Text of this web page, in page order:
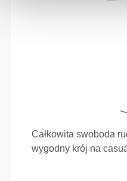
Całkowita swoboda
wygodny krój na